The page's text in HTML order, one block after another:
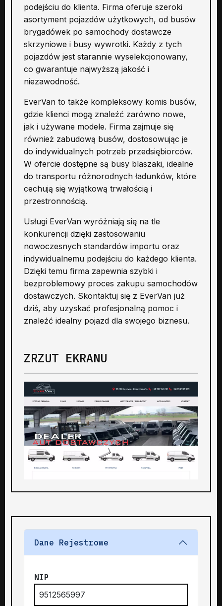
podejściu do klienta. Firma oferuje szeroki
asortyment pojazdów użytkowych, od busów
brygadówek po samochody dostawcze
skrzyniowe i busy wywrotki. Każdy z tych
pojazdów jest starannie wyselekcjonowany,
co gwarantuje najwyższą jakość i
niezawodność.
EverVan to także kompleksowy komis busów,
gdzie klienci mogą znaleźć zarówno nowe,
jak i używane modele. Firma zajmuje się
również zabudową busów, dostosowując je
do indywidualnych potrzeb przedsiębiorców.
W ofercie dostępne są busy blaszaki, idealne
do transportu różnorodnych ładunków, które
cechują się wyjątkową trwałością i
przestronnością.
Usługi EverVan wyróżniają się na tle
konkurencji dzięki zastosowaniu
nowoczesnych standardów importu oraz
indywidualnemu podejściu do każdego klienta.
Dzięki temu firma zapewnia szybki i
bezproblemowy proces zakupu samochodów
dostawczych. Skontaktuj się z EverVan już
dziś, aby uzyskać profesjonalną pomoc i
znaleźć idealny pojazd dla swojego biznesu.
ZRZUT EKRANU
Dane Rejestrowe
NIP
9512565997